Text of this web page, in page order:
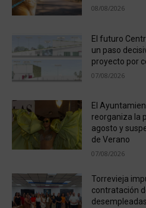
08/08/2026
El futuro
un paso
proyecto por
07/08/2026
El
reorganiza la
agosto y
de Verano
07/08/2026
Torrevieja
contratación